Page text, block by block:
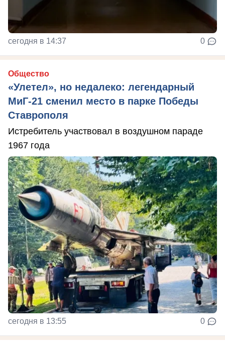
сегодня в 14:37 0
Общество
«Улетел», но недалеко: легендарный
МиГ-21 сменил место в парке Победы
Ставрополя
Истребитель участвовал в воздушном параде
1967 года
сегодня в 13:55 0